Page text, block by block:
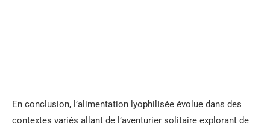
En conclusion, l’alimentation lyophilisée évolue dans des
contextes variés allant de l’aventurier solitaire explorant de